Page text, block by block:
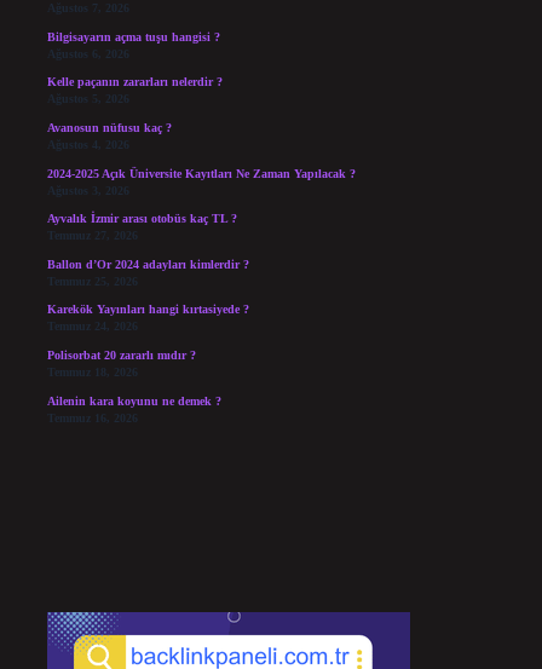
Ağustos 7, 2026
Bilgisayarın açma tuşu hangisi ?
Ağustos 6, 2026
Kelle paçanın zararları nelerdir ?
Ağustos 5, 2026
Avanosun nüfusu kaç ?
Ağustos 4, 2026
2024-2025 Açık Üniversite Kayıtları Ne Zaman Yapılacak ?
Ağustos 3, 2026
Ayvalık İzmir arası otobüs kaç TL ?
Temmuz 27, 2026
Ballon d’Or 2024 adayları kimlerdir ?
Temmuz 25, 2026
Karekök Yayınları hangi kırtasiyede ?
Temmuz 24, 2026
Polisorbat 20 zararlı mıdır ?
Temmuz 18, 2026
Ailenin kara koyunu ne demek ?
Temmuz 16, 2026